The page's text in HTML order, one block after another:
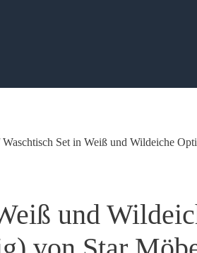
Waschtisch Set in Weiß und Wildeiche
und